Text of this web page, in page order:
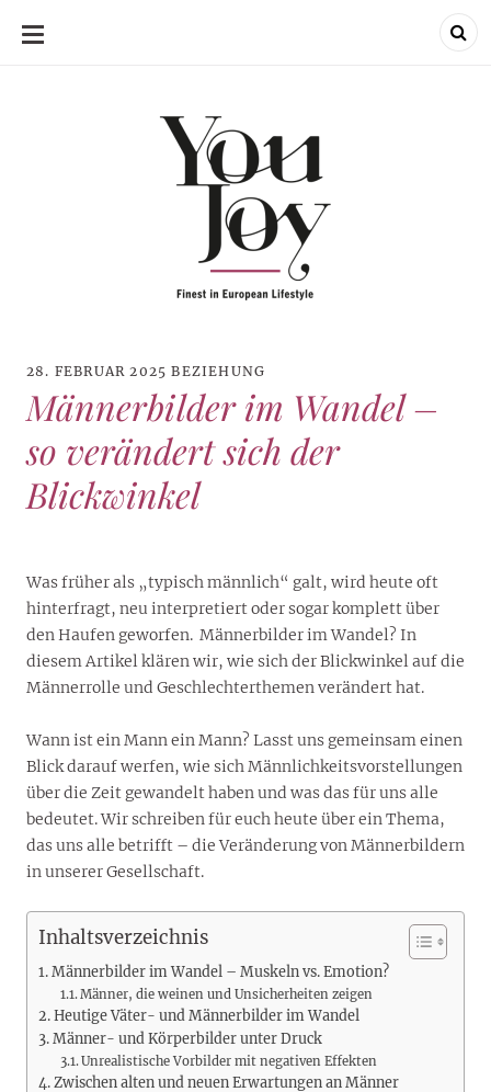
SKIP
28. FEBRUAR 2025 BEZIEHUNG
Männerbilder im Wandel –
so verändert sich der
Blickwinkel
Was früher als „typisch männlich“ galt, wird heute oft
hinterfragt, neu interpretiert oder sogar komplett über
den Haufen geworfen. Männerbilder im Wandel? In
diesem Artikel klären wir, wie sich der Blickwinkel auf die
Männerrolle und Geschlechterthemen verändert hat.
Wann ist ein Mann ein Mann? Lasst uns gemeinsam einen
Blick darauf werfen, wie sich Männlichkeitsvorstellungen
über die Zeit gewandelt haben und was das für uns alle
bedeutet. Wir schreiben für euch heute über ein Thema,
das uns alle betrifft – die Veränderung von Männerbildern
in unserer Gesellschaft.
Inhaltsverzeichnis
Männerbilder im Wandel – Muskeln vs. Emotion?
Männer, die weinen und Unsicherheiten zeigen
Heutige Väter- und Männerbilder im Wandel
Männer- und Körperbilder unter Druck
Unrealistische Vorbilder mit negativen Effekten
Zwischen alten und neuen Erwartungen an Männer